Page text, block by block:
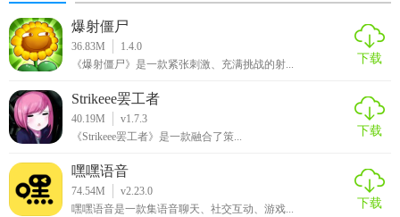
慧学星安卓版以其全面的功能、丰富的资源和智能化的辅导
系统，为学习者提供了一个高效、便捷的学习平台。无论是
学生、教师还是家长，都能从中受益，实现知识的积累与能
力的提升。其注重用户体验和个性化服务的特点，使得慧学
星成为教育领域的佼佼者。
爆射僵尸
36.83M
1.4.0
《爆射僵尸》是一款紧张刺激、充满挑战的射...
下载
Strikeee罢工者
40.19M
v1.7.3
《Strikeee罢工者》是一款融合了策...
下载
嘿嘿语音
74.54M
v2.23.0
嘿嘿语音是一款集语音聊天、社交互动、游戏...
下载